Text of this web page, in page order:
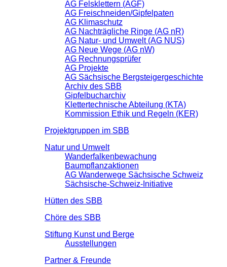
AG Felsklettern (AGF)
AG Freischneiden/Gipfelpaten
AG Klimaschutz
AG Nachträgliche Ringe (AG nR)
AG Natur- und Umwelt (AG NUS)
AG Neue Wege (AG nW)
AG Rechnungsprüfer
AG Projekte
AG Sächsische Bergsteigergeschichte
Archiv des SBB
Gipfelbucharchiv
Klettertechnische Abteilung (KTA)
Kommission Ethik und Regeln (KER)
Projektgruppen im SBB
Natur und Umwelt
Wanderfalkenbewachung
Baumpflanzaktionen
AG Wanderwege Sächsische Schweiz
Sächsische-Schweiz-Initiative
Hütten des SBB
Chöre des SBB
Stiftung Kunst und Berge
Ausstellungen
Partner & Freunde